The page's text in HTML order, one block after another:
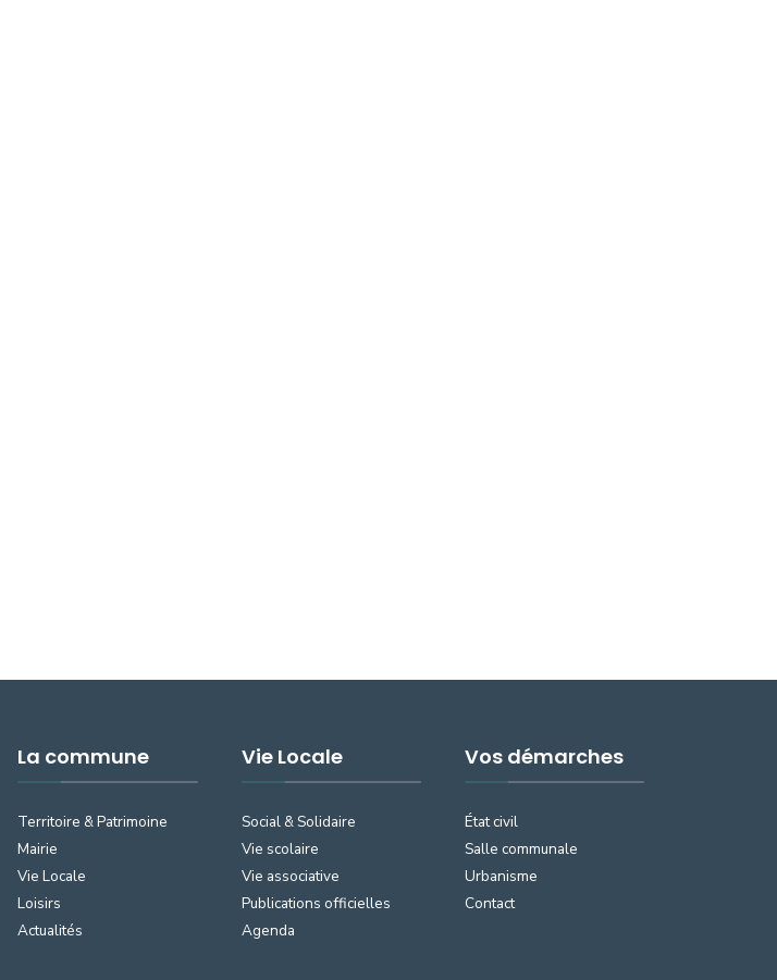
La commune
Territoire & Patrimoine
Mairie
Vie Locale
Loisirs
Actualités
Vie Locale
Social & Solidaire
Vie scolaire
Vie associative
Publications officielles
Agenda
Vos démarches
État civil
Salle communale
Urbanisme
Contact